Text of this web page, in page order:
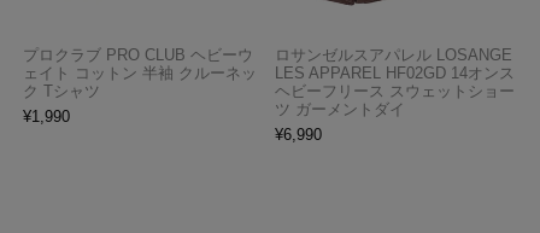
プロクラブ PRO CLUB ヘビーウ
ェイト コットン 半袖 クルーネッ
ク Tシャツ
¥1,990
ロサンゼルスアパレル LOSANGE
LES APPAREL HF02GD 14オンス
ヘビーフリース スウェットショー
ツ ガーメントダイ
¥6,990